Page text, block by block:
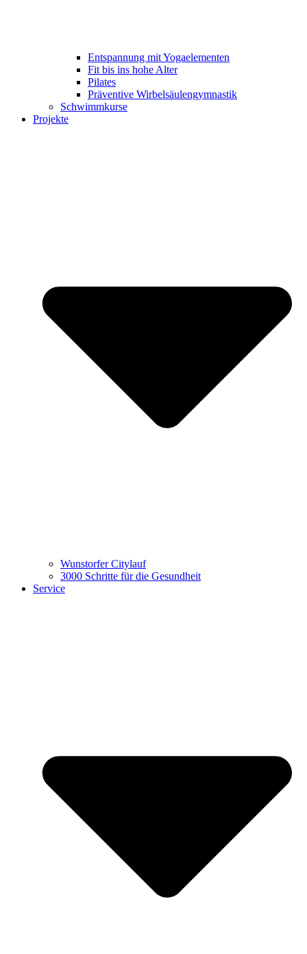
Entspannung mit Yogaelementen
Fit bis ins hohe Alter
Pilates
Präventive Wirbelsäulengymnastik
Schwimmkurse
Projekte
Wunstorfer Citylauf
3000 Schritte für die Gesundheit
Service